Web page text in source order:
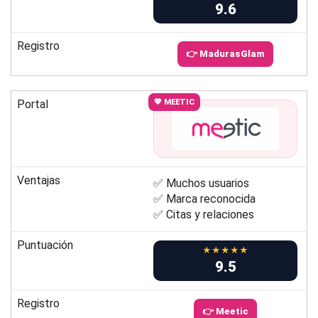
9.6
Registro
👉 MadurasGlam
Portal 💖 MEETIC
Ventajas
✅ Muchos usuarios
✅ Marca reconocida
✅ Citas y relaciones
Puntuación ★★★★★
9.5
Registro
👉 Meetic